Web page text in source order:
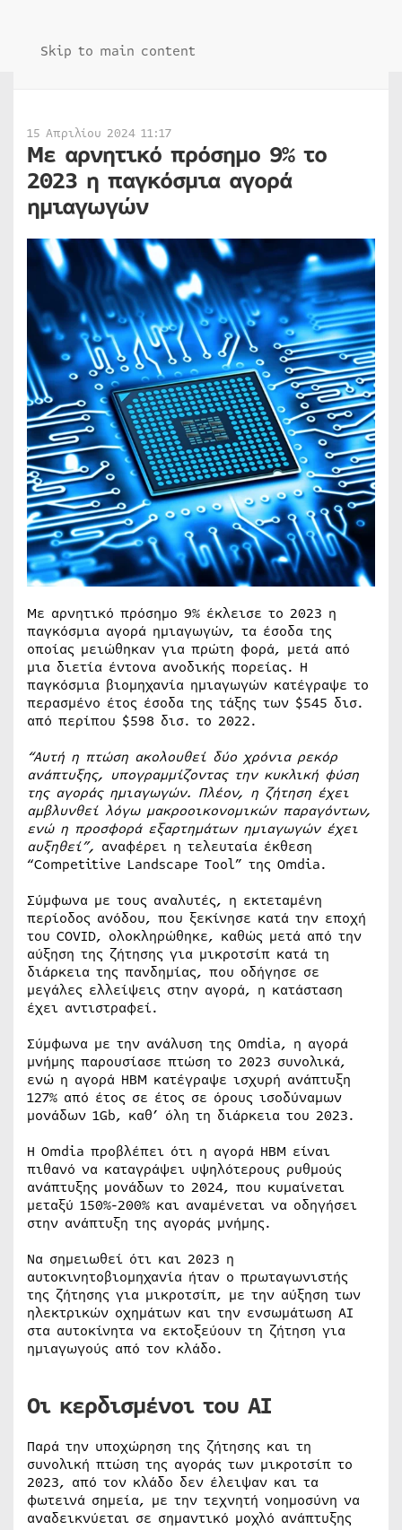
Skip to main content
15 Απριλίου 2024 11:17
Με αρνητικό πρόσημο 9% το
2023 η παγκόσμια αγορά
ημιαγωγών
Με αρνητικό πρόσημο 9% έκλεισε το 2023 η
παγκόσμια αγορά ημιαγωγών, τα έσοδα της
οποίας μειώθηκαν για πρώτη φορά, μετά από
μια διετία έντονα ανοδικής πορείας. Η
παγκόσμια βιομηχανία ημιαγωγών κατέγραψε το
περασμένο έτος έσοδα της τάξης των $545 δισ.
από περίπου $598 δισ. το 2022.
“Αυτή η πτώση ακολουθεί δύο χρόνια ρεκόρ
ανάπτυξης, υπογραμμίζοντας την κυκλική φύση
της αγοράς ημιαγωγών. Πλέον, η ζήτηση έχει
αμβλυνθεί λόγω μακροοικονομικών παραγόντων,
ενώ η προσφορά εξαρτημάτων ημιαγωγών έχει
αυξηθεί”, αναφέρει η τελευταία έκθεση
“Competitive Landscape Tool” της Omdia.
Σύμφωνα με τους αναλυτές, η εκτεταμένη
περίοδος ανόδου, που ξεκίνησε κατά την εποχή
του COVID, ολοκληρώθηκε, καθώς μετά από την
αύξηση της ζήτησης για μικροτσίπ κατά τη
διάρκεια της πανδημίας, που οδήγησε σε
μεγάλες ελλείψεις στην αγορά, η κατάσταση
έχει αντιστραφεί.
Σύμφωνα με την ανάλυση της Omdia, η αγορά
μνήμης παρουσίασε πτώση το 2023 συνολικά,
ενώ η αγορά HBM κατέγραψε ισχυρή ανάπτυξη
127% από έτος σε έτος σε όρους ισοδύναμων
μονάδων 1Gb, καθ’ όλη τη διάρκεια του 2023.
Η Omdia προβλέπει ότι η αγορά HBM είναι
πιθανό να καταγράψει υψηλότερους ρυθμούς
ανάπτυξης μονάδων το 2024, που κυμαίνεται
μεταξύ 150%-200% και αναμένεται να οδηγήσει
στην ανάπτυξη της αγοράς μνήμης.
Να σημειωθεί ότι και 2023 η
αυτοκινητοβιομηχανία ήταν ο πρωταγωνιστής
της ζήτησης για μικροτσίπ, με την αύξηση των
ηλεκτρικών οχημάτων και την ενσωμάτωση ΑΙ
στα αυτοκίνητα να εκτοξεύουν τη ζήτηση για
ημιαγωγούς από τον κλάδο.
Οι κερδισμένοι του ΑΙ
Παρά την υποχώρηση της ζήτησης και τη
συνολική πτώση της αγοράς των μικροτσίπ το
2023, από τον κλάδο δεν έλειψαν και τα
φωτεινά σημεία, με την τεχνητή νοημοσύνη να
αναδεικνύεται σε σημαντικό μοχλό ανάπτυξης